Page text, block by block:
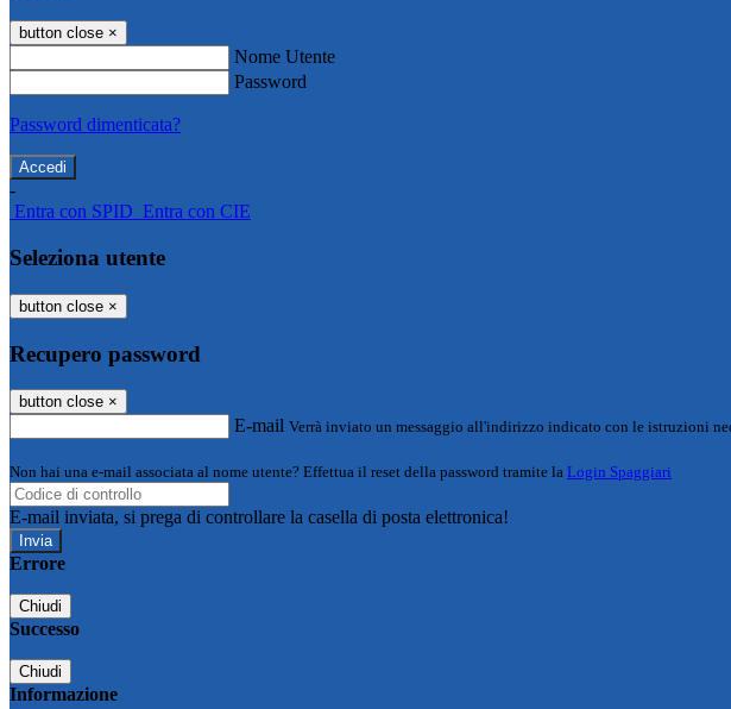
button close ×
Nome Utente
Password
Password dimenticata?
-
Entra con SPID Entra con CIE
Seleziona utente
button close ×
Recupero password
button close ×
E-mail Verrà inviato un messaggio all'indirizzo indicato con le istruzioni
Non hai una e-mail associata al nome utente? Effettua il reset della password tramite la Login Spaggiari
E-mail inviata, si prega di controllare la casella di posta elettronica!
Errore
Chiudi
Successo
Chiudi
Informazione